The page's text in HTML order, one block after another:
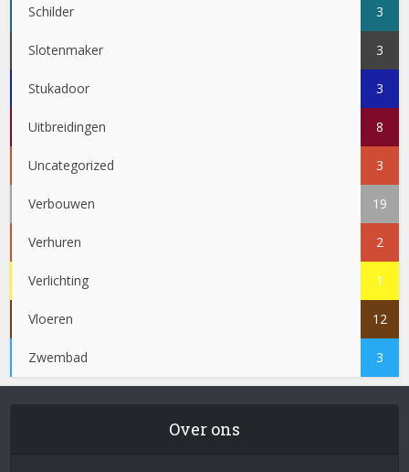
Schilder 3
Slotenmaker 3
Stukadoor 3
Uitbreidingen 8
Uncategorized 3
Verbouwen 19
Verhuren 2
Verlichting 1
Vloeren 12
Zwembad 3
Over ons